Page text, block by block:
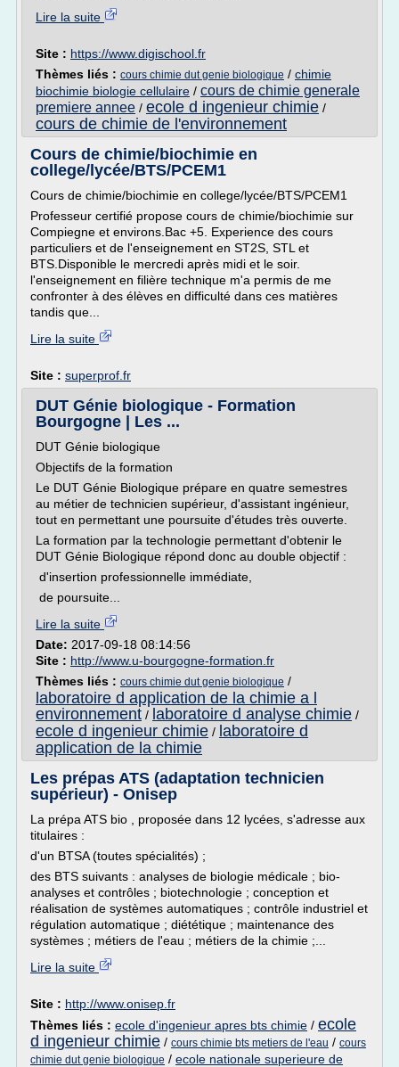
Lire la suite
Site : https://www.digischool.fr
Thèmes liés : cours chimie dut genie biologique / chimie
biochimie biologie cellulaire / cours de chimie generale
premiere annee / ecole d ingenieur chimie /
cours de chimie de l'environnement
Cours de chimie/biochimie en
college/lycée/BTS/PCEM1
Cours de chimie/biochimie en college/lycée/BTS/PCEM1
Professeur certifié propose cours de chimie/biochimie sur
Compiegne et environs.Bac +5. Experience des cours
particuliers et de l'enseignement en ST2S, STL et
BTS.Disponible le mercredi après midi et le soir.
l'enseignement en filière technique m'a permis de me
confronter à des élèves en difficulté dans ces matières
tandis que...
Lire la suite
Site : superprof.fr
DUT Génie biologique - Formation
Bourgogne | Les ...
DUT Génie biologique
Objectifs de la formation
Le DUT Génie Biologique prépare en quatre semestres
au métier de technicien supérieur, d'assistant ingénieur,
tout en permettant une poursuite d'études très ouverte.
La formation par la technologie permettant d'obtenir le
DUT Génie Biologique répond donc au double objectif :
d'insertion professionnelle immédiate,
de poursuite...
Lire la suite
Date: 2017-09-18 08:14:56
Site : http://www.u-bourgogne-formation.fr
Thèmes liés : cours chimie dut genie biologique /
laboratoire d application de la chimie a l
environnement / laboratoire d analyse chimie /
ecole d ingenieur chimie / laboratoire d
application de la chimie
Les prépas ATS (adaptation technicien
supérieur) - Onisep
La prépa ATS bio , proposée dans 12 lycées, s'adresse aux
titulaires :
d'un BTSA (toutes spécialités) ;
des BTS suivants : analyses de biologie médicale ; bio-
analyses et contrôles ; biotechnologie ; conception et
réalisation de systèmes automatiques ; contrôle industriel et
régulation automatique ; diététique ; maintenance des
systèmes ; métiers de l'eau ; métiers de la chimie ;...
Lire la suite
Site : http://www.onisep.fr
Thèmes liés : ecole d'ingenieur apres bts chimie / ecole
d ingenieur chimie / cours chimie bts metiers de l'eau / cours
chimie dut genie biologique / ecole nationale superieure de